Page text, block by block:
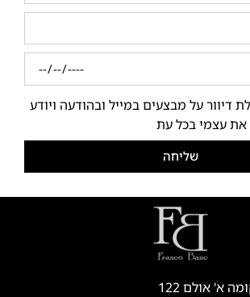
דיוור על מבצעים במייל ובהודעה ויודע
את עצמי בכל עת
שליחה
א' אולם 122